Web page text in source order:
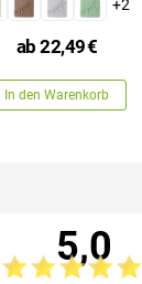
+2
ab 22,49€
In den Warenkorb
5,0